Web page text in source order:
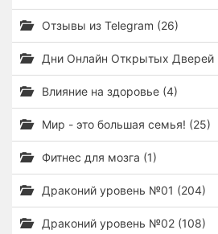
Отзывы из Telegram (26)
Дни Онлайн Открытых Дверей
Влияние на здоровье (4)
Мир - это большая семья! (25)
Фитнес для мозга (1)
Драконий уровень №01 (204)
Драконий уровень №02 (108)